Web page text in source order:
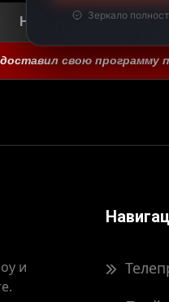
НАЧАЛО КОНЕЦ
свою программу
и
Зеркало